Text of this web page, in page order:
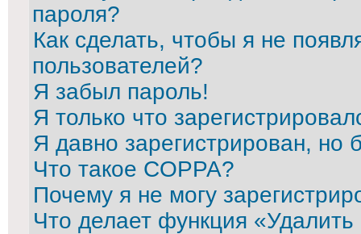
пароля?
Как сделать, чтобы я не
пользователей?
Я забыл пароль!
Я только что
Я давно зарегистрирован, но
Что такое COPPA?
Почему я не могу
Что делает функция